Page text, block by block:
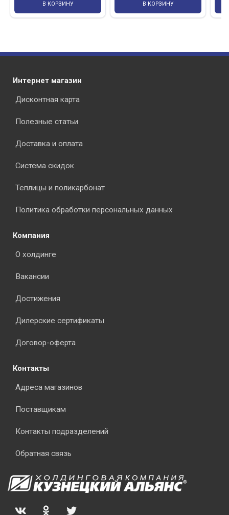
В КОРЗИНУ В КОРЗИНУ
Интернет магазин
Дисконтная карта
Полезные статьи
Доставка и оплата
Система скидок
Теплицы и поликарбонат
Политика обработки персональных данных
Компания
О холдинге
Вакансии
Достижения
Дилерские сертификаты
Договор-оферта
Контакты
Адреса магазинов
Поставщикам
Контакты подразделений
Обратная связь